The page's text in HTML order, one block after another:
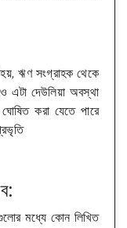
হয়, ঋণ সংগ্রাহক থেকে
এটা দেউলিয়া অবস্থা
করা যেতে পারে
মধ্যে কোন লিখিত